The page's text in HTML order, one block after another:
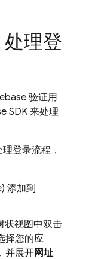
处理登
验证用
SDK 来处理
登录流程，
添加到
状视图中双击
择您的应
并展开网址